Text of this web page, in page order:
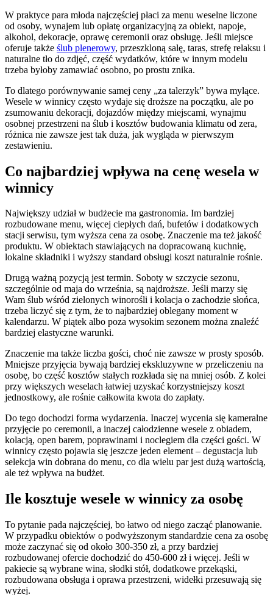
W praktyce para młoda najczęściej płaci za menu weselne liczone
od osoby, wynajem lub opłatę organizacyjną za obiekt, napoje,
alkohol, dekoracje, oprawę ceremonii oraz obsługę. Jeśli miejsce
oferuje także ślub plenerowy, przeszkloną salę, taras, strefę relaksu i
naturalne tło do zdjęć, część wydatków, które w innym modelu
trzeba byłoby zamawiać osobno, po prostu znika.
To dlatego porównywanie samej ceny „za talerzyk” bywa mylące.
Wesele w winnicy często wydaje się droższe na początku, ale po
zsumowaniu dekoracji, dojazdów między miejscami, wynajmu
osobnej przestrzeni na ślub i kosztów budowania klimatu od zera,
różnica nie zawsze jest tak duża, jak wygląda w pierwszym
zestawieniu.
Co najbardziej wpływa na cenę wesela w
winnicy
Największy udział w budżecie ma gastronomia. Im bardziej
rozbudowane menu, więcej ciepłych dań, bufetów i dodatkowych
stacji serwisu, tym wyższa cena za osobę. Znaczenie ma też jakość
produktu. W obiektach stawiających na dopracowaną kuchnię,
lokalne składniki i wyższy standard obsługi koszt naturalnie rośnie.
Drugą ważną pozycją jest termin. Soboty w szczycie sezonu,
szczególnie od maja do września, są najdroższe. Jeśli marzy się
Wam ślub wśród zielonych winorośli i kolacja o zachodzie słońca,
trzeba liczyć się z tym, że to najbardziej oblegany moment w
kalendarzu. W piątek albo poza wysokim sezonem można znaleźć
bardziej elastyczne warunki.
Znaczenie ma także liczba gości, choć nie zawsze w prosty sposób.
Mniejsze przyjęcia bywają bardziej ekskluzywne w przeliczeniu na
osobę, bo część kosztów stałych rozkłada się na mniej osób. Z kolei
przy większych weselach łatwiej uzyskać korzystniejszy koszt
jednostkowy, ale rośnie całkowita kwota do zapłaty.
Do tego dochodzi forma wydarzenia. Inaczej wycenia się kameralne
przyjęcie po ceremonii, a inaczej całodzienne wesele z obiadem,
kolacją, open barem, poprawinami i noclegiem dla części gości. W
winnicy często pojawia się jeszcze jeden element – degustacja lub
selekcja win dobrana do menu, co dla wielu par jest dużą wartością,
ale też wpływa na budżet.
Ile kosztuje wesele w winnicy za osobę
To pytanie pada najczęściej, bo łatwo od niego zacząć planowanie.
W przypadku obiektów o podwyższonym standardzie cena za osobę
może zaczynać się od około 300-350 zł, a przy bardziej
rozbudowanej ofercie dochodzić do 450-600 zł i więcej. Jeśli w
pakiecie są wybrane wina, słodki stół, dodatkowe przekąski,
rozbudowana obsługa i oprawa przestrzeni, widełki przesuwają się
wyżej.